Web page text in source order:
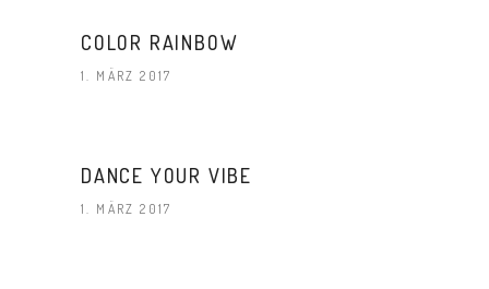
COLOR RAINBOW
1. MÄRZ 2017
DANCE YOUR VIBE
1. MÄRZ 2017